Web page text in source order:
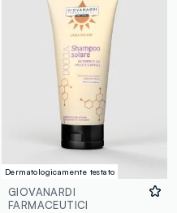
Dermatologicamente testato
GIOVANARDI
FARMACEUTICI